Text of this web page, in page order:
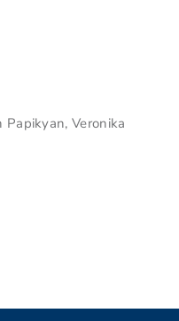
Veronika